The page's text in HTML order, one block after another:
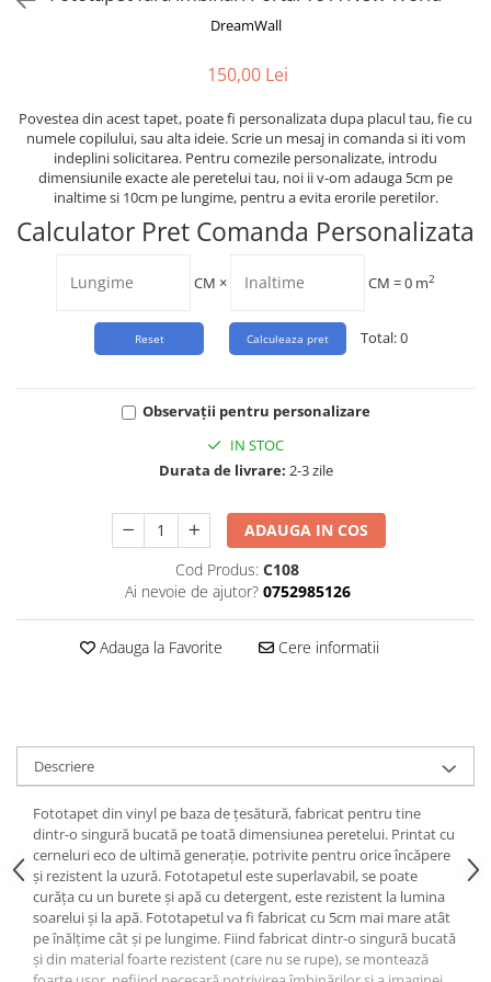
DreamWall
150,00 Lei
Povestea din acest tapet, poate fi personalizata dupa placul tau, fie cu
numele copilului, sau alta ideie. Scrie un mesaj in comanda si iti vom
indeplini solicitarea. Pentru comezile personalizate, introdu
dimensiunile exacte ale peretelui tau, noi ii v-om adauga 5cm pe
inaltime si 10cm pe lungime, pentru a evita erorile peretilor.
Calculator Pret Comanda Personalizata
CM × CM =0 m2
Total:0
Observații pentru personalizare
IN STOC
Durata de livrare: 2-3 zile
ADAUGA IN COS
Cod Produs: C108
Ai nevoie de ajutor? 0752985126
Adauga la Favorite Cere informatii
Descriere
Fototapet din vinyl pe baza de țesătură, fabricat pentru tine
dintr-o singură bucată pe toată dimensiunea peretelui. Printat cu
cerneluri eco de ultimă generație, potrivite pentru orice încăpere
și rezistent la uzură. Fototapetul este superlavabil, se poate
curăța cu un burete și apă cu detergent, este rezistent la lumina
soarelui și la apă. Fototapetul va fi fabricat cu 5cm mai mare atât
pe înălțime cât și pe lungime. Fiind fabricat dintr-o singură bucată
și din material foarte rezistent (care nu se rupe), se montează